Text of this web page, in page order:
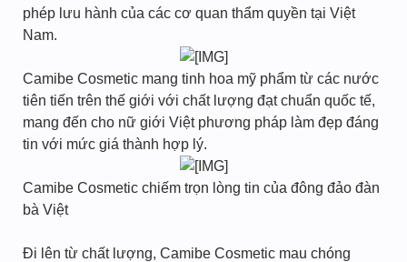
phép lưu hành của các cơ quan thẩm quyền tại Việt
Nam.
Camibe Cosmetic mang tinh hoa mỹ phẩm từ các nước
tiên tiến trên thế giới với chất lượng đạt chuẩn quốc tế,
mang đến cho nữ giới Việt phương pháp làm đẹp đáng
tin với mức giá thành hợp lý.
Camibe Cosmetic chiếm trọn lòng tin của đông đảo đàn
bà Việt
Đi lên từ chất lượng, Camibe Cosmetic mau chóng